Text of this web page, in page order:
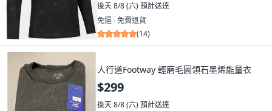
後天 8/8 (六) 預計送達
免運 ∙ 免費退貨
(14)
人行道Footway 輕磨毛圓領石墨烯能量衣
$299
後天 8/8 (六) 預計送達